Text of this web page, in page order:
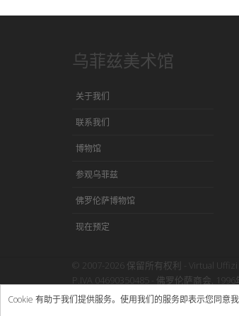
乌菲兹美术馆
关于我们
联系我们
博物馆
参观乌菲兹
佛罗伦萨博物馆
现在预定
© 2007-2026 保留所有权利 - Virtual Uffizi
P.IVA 04690350485 - 佛罗伦萨商会,
使用本网站即表示接受Virtual Uffizi”条款
Cookie 有助于我们提供服务。使用我们的服务即表示您同意我